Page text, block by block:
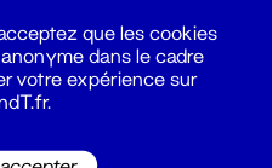
que les cookies
dans le cadre
votre expérience sur